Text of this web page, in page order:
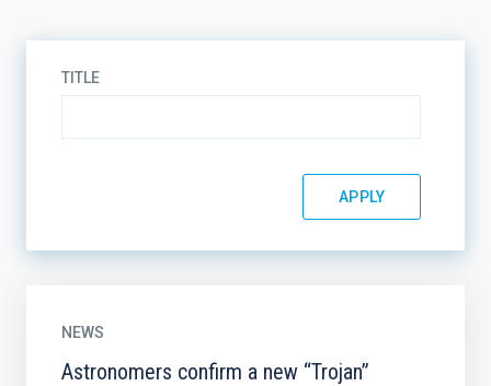
TITLE
NEWS
Astronomers confirm a new “Trojan”